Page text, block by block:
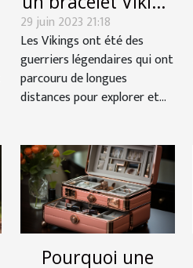
?
29 juin 2023 21:18
Les Vikings ont été des
guerriers légendaires qui ont
parcouru de longues
distances pour explorer et...
Pourquoi une